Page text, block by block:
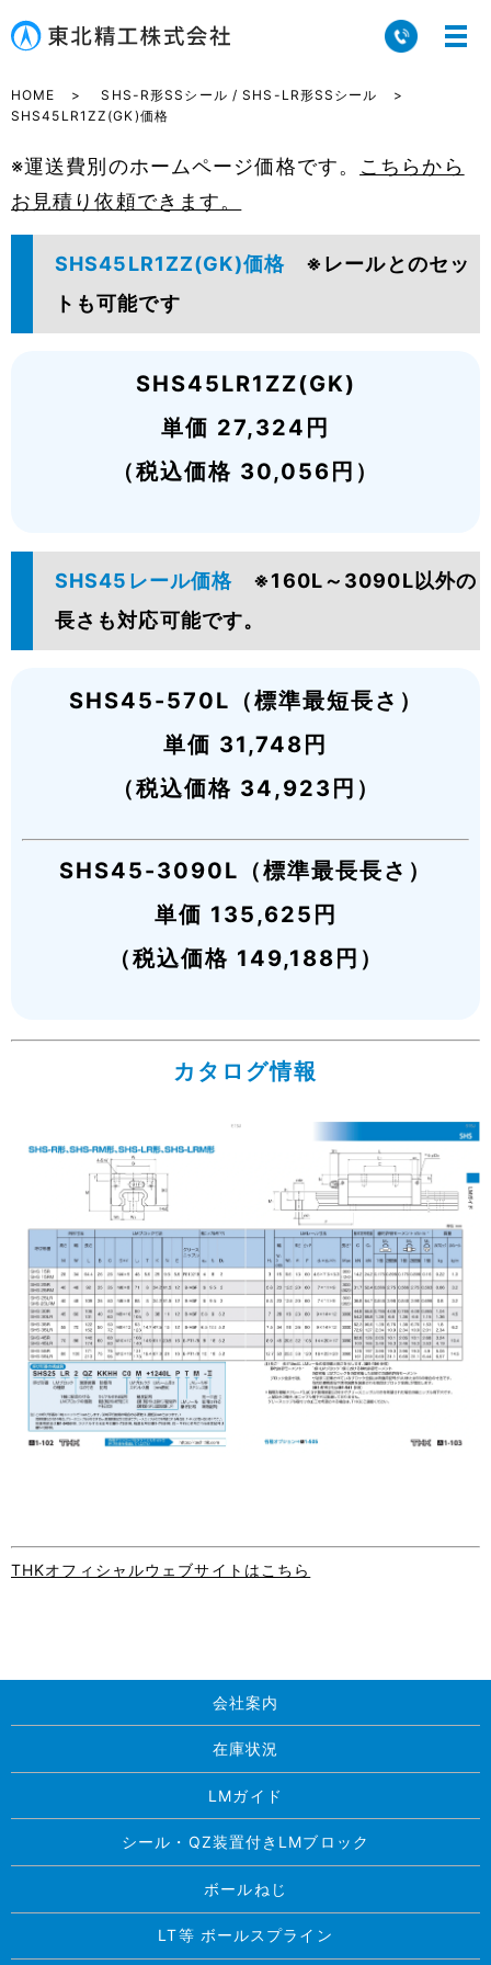
HOME
SHS-R形SSシール / SHS-LR形SSシール
SHS45LR1ZZ(GK)価格
※運送費別のホームページ価格です。 こちらから
お見積り依頼できます。
SHS45LR1ZZ(GK)価格 ※レールとのセッ
トも可能です
SHS45LR1ZZ(GK)
単価 27,324円
（税込価格 30,056円）
SHS45レール価格 ※160L～3090L以外の
長さも対応可能です。
SHS45-570L（標準最短長さ）
単価 31,748円
（税込価格 34,923円）
SHS45-3090L（標準最長長さ）
単価 135,625円
（税込価格 149,188円）
カタログ情報
THKオフィシャルウェブサイトはこちら
会社案内
在庫状況
LMガイド
シール・QZ装置付きLMブロック
ボールねじ
LT等 ボールスプライン